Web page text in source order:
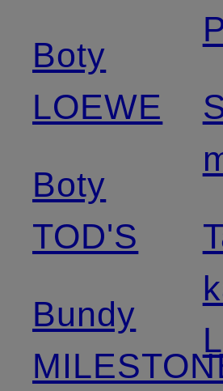
Boty
LOEWE
Boty
TOD'S
Bundy